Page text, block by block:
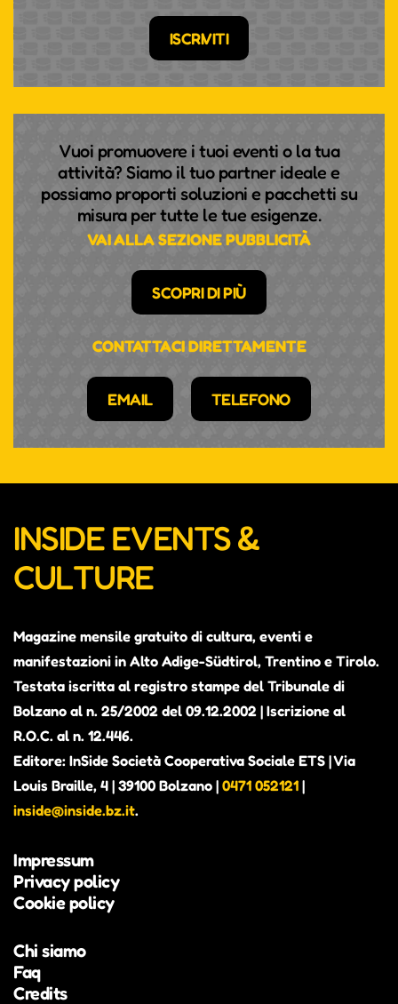
ISCRIVITI
Vuoi promuovere i tuoi eventi o la tua
attività? Siamo il tuo partner ideale e
possiamo proporti soluzioni e pacchetti su
misura per tutte le tue esigenze.
VAI ALLA SEZIONE PUBBLICITÀ
SCOPRI DI PIÙ
CONTATTACI DIRETTAMENTE
EMAIL TELEFONO
INSIDE EVENTS &
CULTURE
Magazine mensile gratuito di cultura, eventi e
manifestazioni in Alto Adige-Südtirol, Trentino e Tirolo.
Testata iscritta al registro stampe del Tribunale di
Bolzano al n. 25/2002 del 09.12.2002 | Iscrizione al
R.O.C. al n. 12.446.
Editore: InSide Società Cooperativa Sociale ETS | Via
Louis Braille, 4 | 39100 Bolzano | 0471 052121 |
inside@inside.bz.it.
Impressum
Privacy policy
Cookie policy
Chi siamo
Faq
Credits